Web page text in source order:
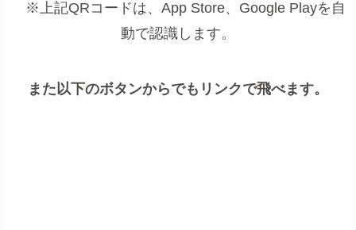
※上記QRコードは、App Store、Google Playを自
動で認識します。
また以下のボタンからでもリンクで飛べます。